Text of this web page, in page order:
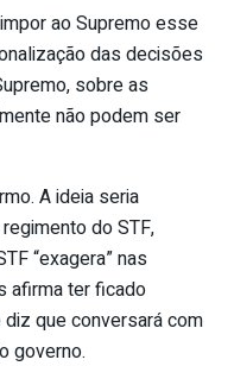
ao Supremo esse
das decisões
sobre as
não podem ser
A ideia seria
do STF,
“exagera” nas
afirma ter ficado
que conversará com
governo.